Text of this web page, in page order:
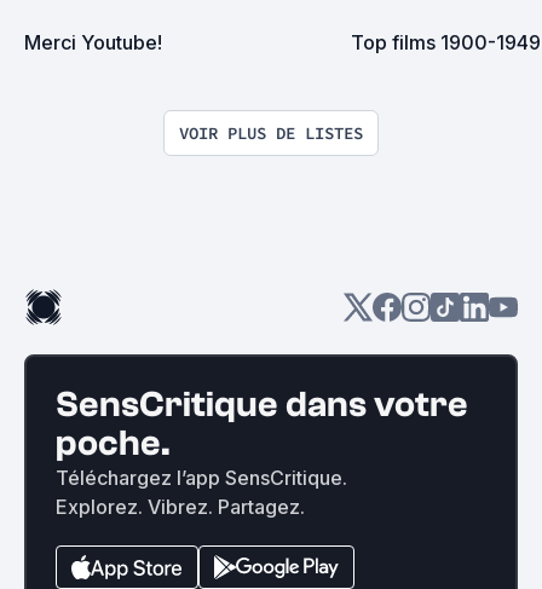
Merci Youtube! Top films 1900-1949
VOIR PLUS DE LISTES
SensCritique dans votre
poche.
Téléchargez l’app SensCritique.
Explorez. Vibrez. Partagez.